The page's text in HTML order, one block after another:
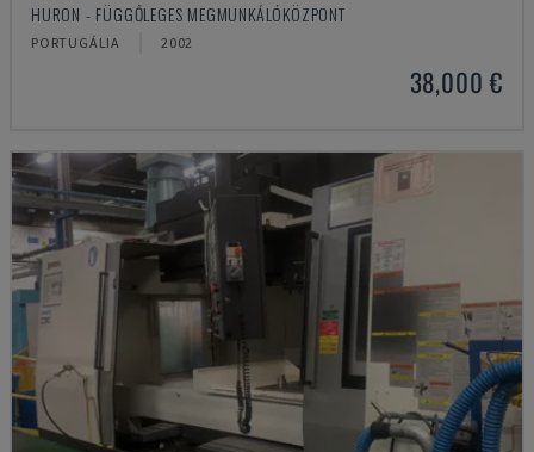
HURON - FÜGGŐLEGES MEGMUNKÁLÓKÖZPONT
PORTUGÁLIA 2002
38,000 €